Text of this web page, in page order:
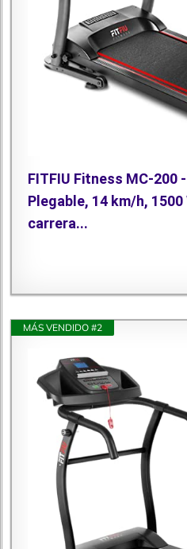
FITFIU Fitness MC-200
Plegable, 14 km/h,
carrera...
MÁS VENDIDO #2